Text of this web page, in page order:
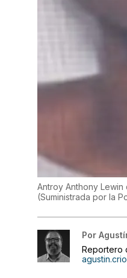
Antroy Anthony
(Suministrada por la
Por
Reportero